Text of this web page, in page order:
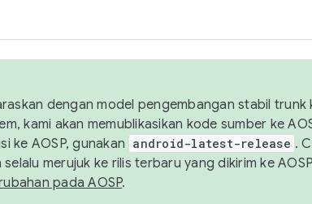
dengan model pengembangan stabil trunk
kami akan memublikasikan kode sumber ke
ke AOSP, gunakan android-latest-release .
selalu merujuk ke rilis terbaru yang dikirim ke
pada AOSP.